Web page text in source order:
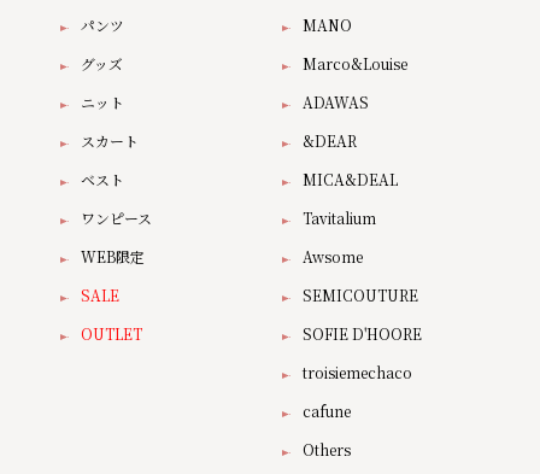
パンツ
グッズ
ニット
スカート
ベスト
ワンピース
WEB限定
SALE
OUTLET
MANO
Marco&Louise
ADAWAS
&DEAR
MICA&DEAL
Tavitalium
Awsome
SEMICOUTURE
SOFIE D'HOORE
troisiemechaco
cafune
Others